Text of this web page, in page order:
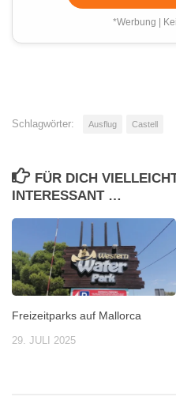
*Werbung |
Schlagwörter: Ausflug Castell
FÜR DICH
INTERESSANT …
Freizeitparks auf Mallorca
29. JULI 2025